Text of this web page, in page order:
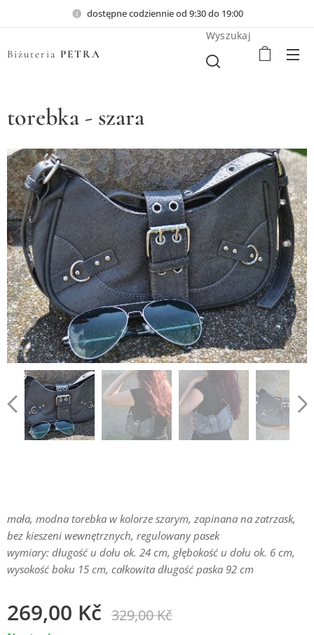
dostępne codziennie od 9:30 do 19:00
Biżuteria PETRA
Wyszukaj
torebka - szara
mała, modna torebka w kolorze szarym, zapinana na zatrzask,
bez kieszeni wewnętrznych, regulowany pasek
wymiary: długość u dołu ok. 24 cm, głębokość u dołu ok. 6 cm,
wysokość boku 15 cm, całkowita długość paska 92 cm
269,00 Kč 329,00Kč